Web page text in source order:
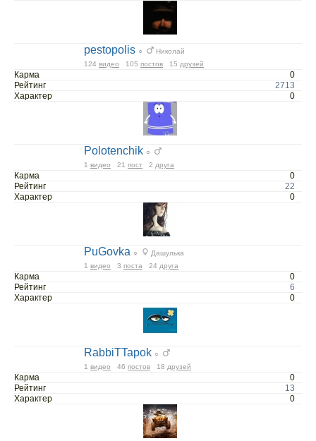
pestopolis ○
Николай
124 видео 105 постов 15 друзей
Карма
0
Рейтинг
2713
Характер
0
Polotenchik ○
1 видео 21 пост 2 друга
Карма
0
Рейтинг
22
Характер
0
PuGovka ○
Дашулька
1 видео 3 поста 24 друга
Карма
0
Рейтинг
6
Характер
0
RabbiTTapok ○
1 видео 46 постов 18 друзей
Карма
0
Рейтинг
13
Характер
0